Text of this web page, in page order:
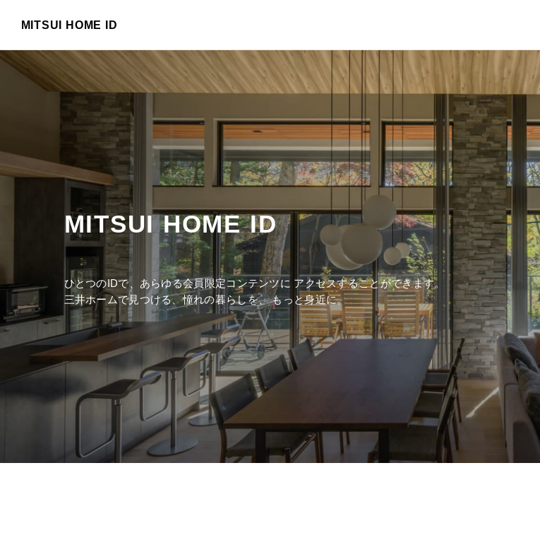
MITSUI HOME ID
MITSUI HOME ID
ひとつのIDで、あらゆる会員限定コンテンツに アクセスすることができます。
三井ホームで見つける、憧れの暮らしを、もっと身近に。